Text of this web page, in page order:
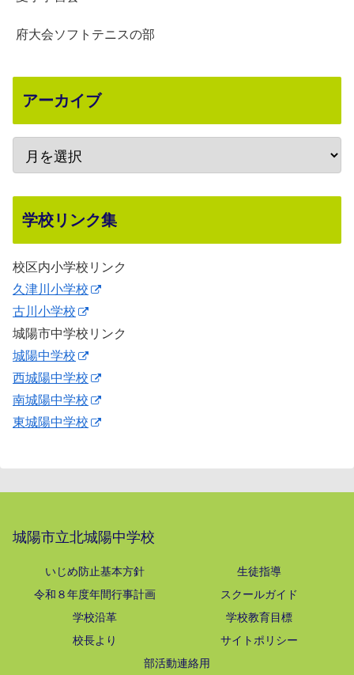
府大会ソフトテニスの部
アーカイブ
学校リンク集
校区内小学校リンク
久津川小学校
古川小学校
城陽市中学校リンク
城陽中学校
西城陽中学校
南城陽中学校
東城陽中学校
城陽市立北城陽中学校
いじめ防止基本方針
生徒指導
令和８年度年間行事計画
スクールガイド
学校沿革
学校教育目標
校長より
サイトポリシー
部活動連絡用